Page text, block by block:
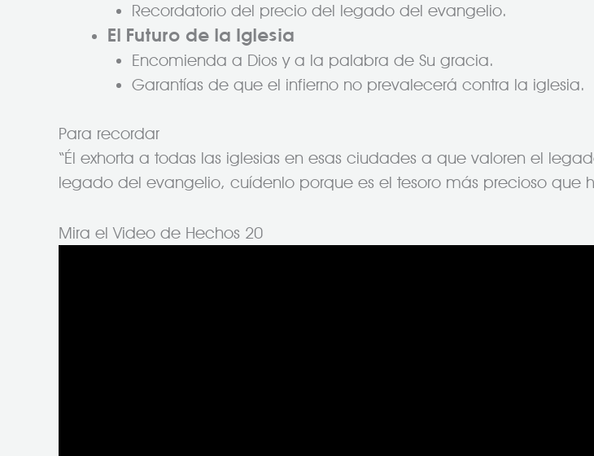
Recordatorio del precio del legado del evangelio.
El Futuro de la Iglesia
Encomienda a Dios y a la palabra de Su gracia.
Garantías de que el infierno no prevalecerá contra la iglesia.
Para recordar
“Él exhorta a todas las iglesias en esas ciudades a que valoren el
legado del evangelio, cuídenlo porque es el tesoro más precioso que
Mira el Video de Hechos 20